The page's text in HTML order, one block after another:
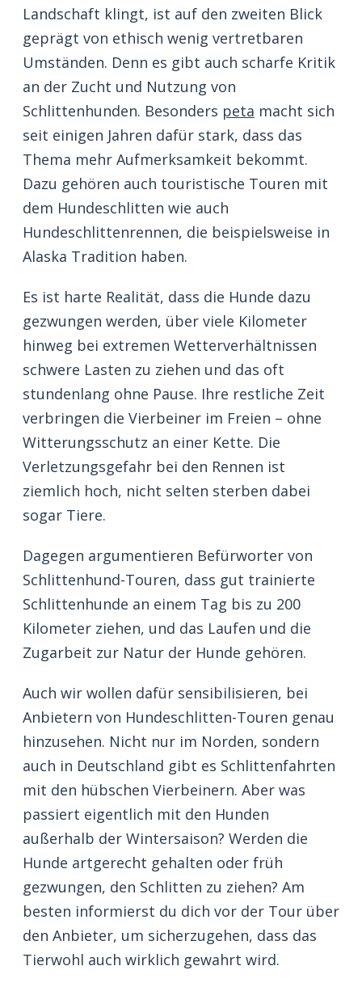
Landschaft klingt, ist auf den zweiten Blick
geprägt von ethisch wenig vertretbaren
Umständen. Denn es gibt auch scharfe Kritik
an der Zucht und Nutzung von
Schlittenhunden. Besonders peta macht sich
seit einigen Jahren dafür stark, dass das
Thema mehr Aufmerksamkeit bekommt.
Dazu gehören auch touristische Touren mit
dem Hundeschlitten wie auch
Hundeschlittenrennen, die beispielsweise in
Alaska Tradition haben.
Es ist harte Realität, dass die Hunde dazu
gezwungen werden, über viele Kilometer
hinweg bei extremen Wetterverhältnissen
schwere Lasten zu ziehen und das oft
stundenlang ohne Pause. Ihre restliche Zeit
verbringen die Vierbeiner im Freien – ohne
Witterungsschutz an einer Kette. Die
Verletzungsgefahr bei den Rennen ist
ziemlich hoch, nicht selten sterben dabei
sogar Tiere.
Dagegen argumentieren Befürworter von
Schlittenhund-Touren, dass gut trainierte
Schlittenhunde an einem Tag bis zu 200
Kilometer ziehen, und das Laufen und die
Zugarbeit zur Natur der Hunde gehören.
Auch wir wollen dafür sensibilisieren, bei
Anbietern von Hundeschlitten-Touren genau
hinzusehen. Nicht nur im Norden, sondern
auch in Deutschland gibt es Schlittenfahrten
mit den hübschen Vierbeinern. Aber was
passiert eigentlich mit den Hunden
außerhalb der Wintersaison? Werden die
Hunde artgerecht gehalten oder früh
gezwungen, den Schlitten zu ziehen? Am
besten informierst du dich vor der Tour über
den Anbieter, um sicherzugehen, dass das
Tierwohl auch wirklich gewahrt wird.